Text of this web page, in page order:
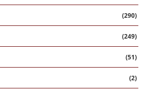
(290)
(249)
(51)
(2)